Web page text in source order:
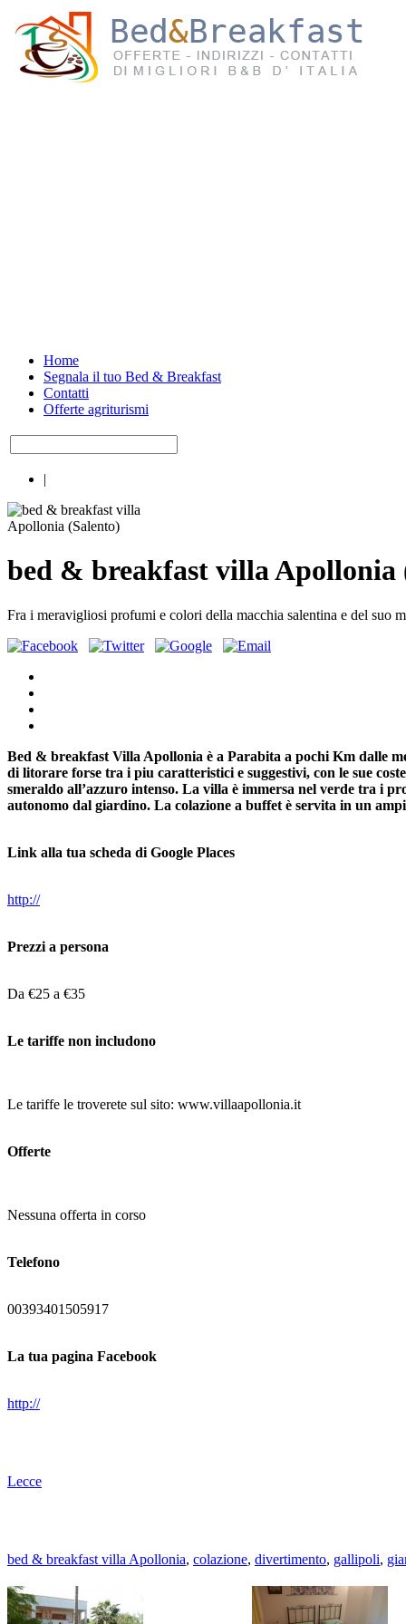
Home
Segnala il tuo Bed & Breakfast
Contatti
Offerte agriturismi
|
bed & breakfast villa Apollonia
Fra i meravigliosi profumi e colori della macchia salentina e del suo
Bed & breakfast Villa Apollonia è a Parabita a pochi Km dalle
di litorare forse tra i piu caratteristici e suggestivi, con le sue
smeraldo all’azzuro intenso. La villa è immersa nel verde tra i
autonomo dal giardino. La colazione a buffet è servita in un
Link alla tua scheda di Google Places
http://
Prezzi a persona
Da €25 a €35
Le tariffe non includono
Le tariffe le troverete sul sito: www.villaapollonia.it
Offerte
Nessuna offerta in corso
Telefono
00393401505917
La tua pagina Facebook
http://
Lecce
bed & breakfast villa Apollonia, colazione, divertimento, gallipoli,